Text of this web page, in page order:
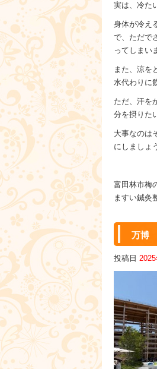
実は、冷た
身体が冷え
で、ただで
ってしまい
また、涼を
水代わりに
ただ、汗を
分を摂りた
大事なのは
にしましょ
富田林市梅
ますい鍼灸
万博
投稿日